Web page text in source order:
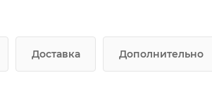
Доставка Дополнительно